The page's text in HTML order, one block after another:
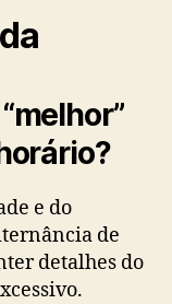
e do
de
detalhes do